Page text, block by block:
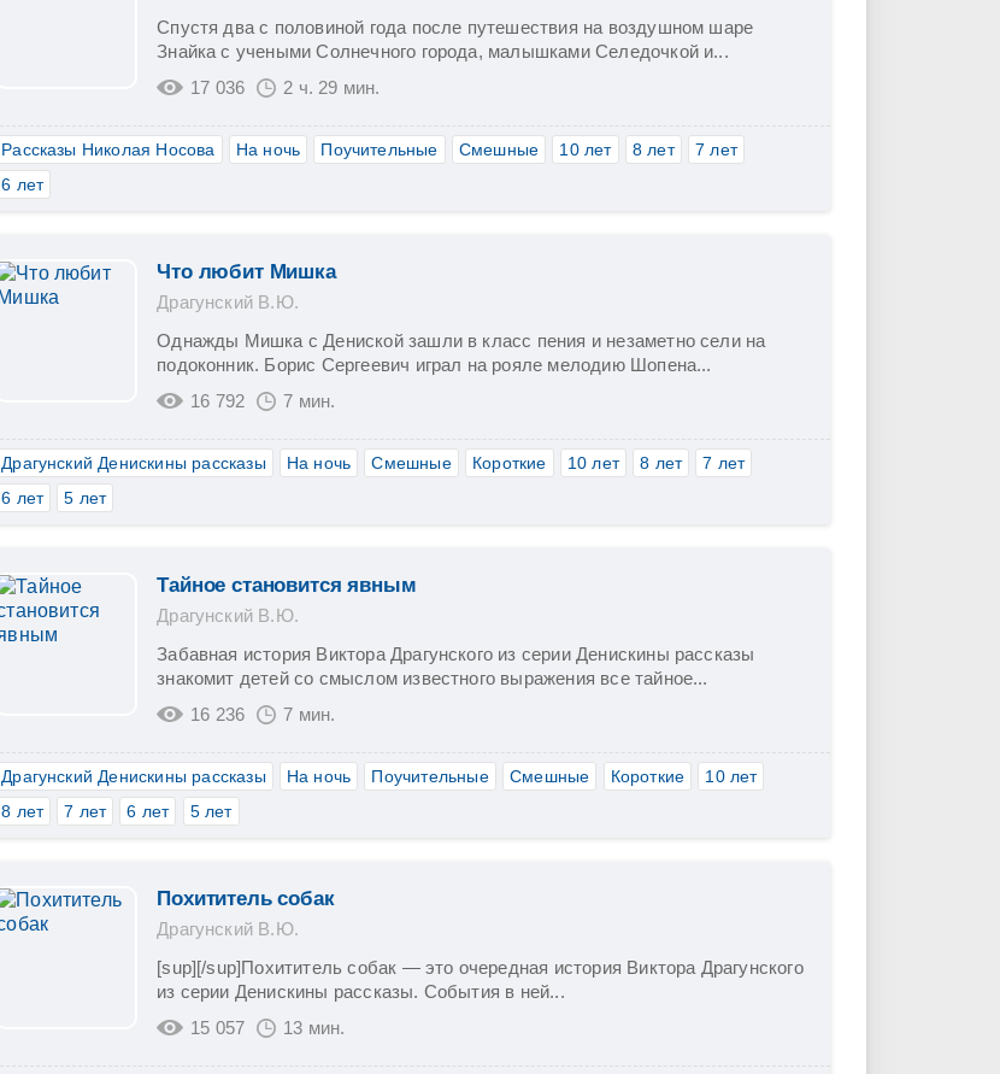
Спустя два с половиной года после путешествия на воздушном шаре
Знайка с учеными Солнечного города, малышками Селедочкой и...
17 036
2 ч. 29 мин.
Рассказы Николая Носова На ночь Поучительные Смешные 10 лет 8 лет
7 лет
6 лет
Что любит Мишка
Драгунский В.Ю.
Однажды Мишка с Дениской зашли в класс пения и незаметно сели на
подоконник. Борис Сергеевич играл на рояле мелодию Шопена...
16 792
7 мин.
Драгунский Денискины рассказы На ночь Смешные Короткие 10 лет 8 лет
7 лет
6 лет
5 лет
Тайное становится явным
Драгунский В.Ю.
Забавная история Виктора Драгунского из серии Денискины рассказы
знакомит детей со смыслом известного выражения все тайное...
16 236
7 мин.
Драгунский Денискины рассказы На ночь Поучительные Смешные Короткие
10 лет
8 лет
7 лет 6 лет 5 лет
Похититель собак
Драгунский В.Ю.
[sup][/sup]Похититель собак — это очередная история Виктора Драгунского
из серии Денискины рассказы. События в ней...
15 057
13 мин.